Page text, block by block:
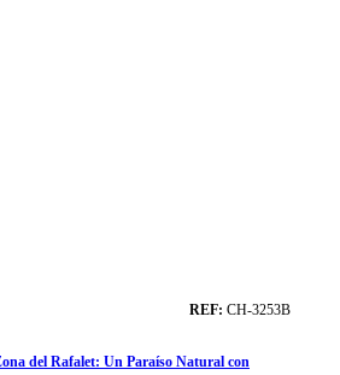
REF: CH-3253B
del Rafalet: Un Paraíso Natural con